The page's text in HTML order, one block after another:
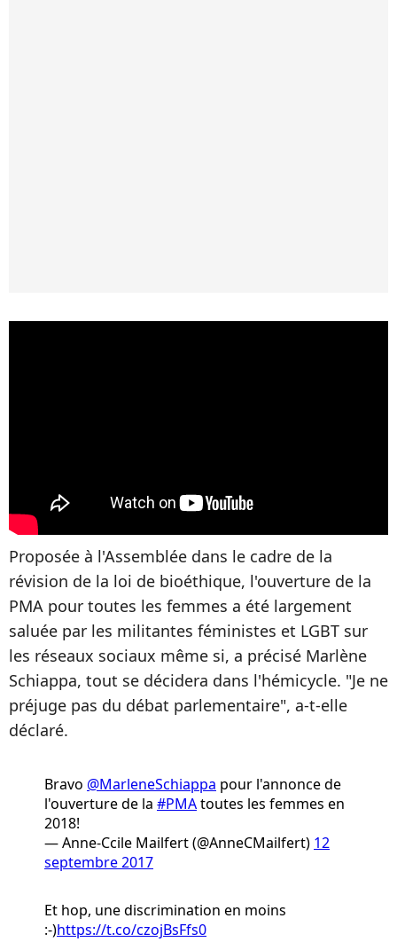
Proposée à l'Assemblée dans le cadre de la
révision de la loi de bioéthique, l'ouverture de la
PMA pour toutes les femmes a été largement
saluée par les militantes féministes et LGBT sur
les réseaux sociaux même si, a précisé Marlène
Schiappa, tout se décidera dans l'hémicycle. "Je ne
préjuge pas du débat parlementaire", a-t-elle
déclaré.
Bravo @MarleneSchiappa pour l'annonce de
l'ouverture de la #PMAtoutes les femmes en
2018!
— Anne-Ccile Mailfert (@AnneCMailfert) 12
septembre 2017
Et hop, une discrimination en moins
:-)https://t.co/czojBsFfs0